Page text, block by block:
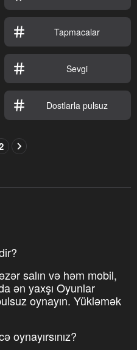
Tapmacalar
Sevgi
Dostlarla pulsuz
salın və həm mobil,
ən yaxşı Oyunlar
oynayın. Yükləmək
oynayırsınız?